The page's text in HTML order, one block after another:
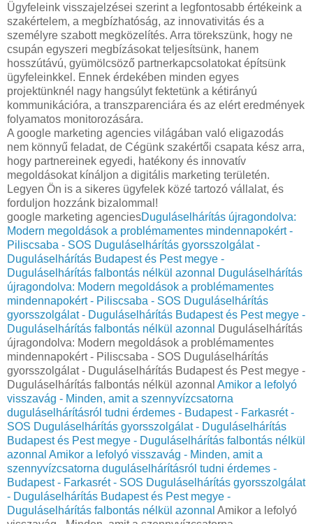
Ügyfeleink visszajelzései szerint a legfontosabb értékeink a
szakértelem, a megbízhatóság, az innovativitás és a
személyre szabott megközelítés. Arra törekszünk, hogy ne
csupán egyszeri megbízásokat teljesítsünk, hanem
hosszútávú, gyümölcsöző partnerkapcsolatokat építsünk
ügyfeleinkkel. Ennek érdekében minden egyes
projektünknél nagy hangsúlyt fektetünk a kétirányú
kommunikációra, a transzparenciára és az elért eredmények
folyamatos monitorozására.
A google marketing agencies világában való eligazodás
nem könnyű feladat, de Cégünk szakértői csapata kész arra,
hogy partnereinek egyedi, hatékony és innovatív
megoldásokat kínáljon a digitális marketing területén.
Legyen Ön is a sikeres ügyfelek közé tartozó vállalat, és
forduljon hozzánk bizalommal!
google marketing agenciesDuguláselhárítás újragondolva:
Modern megoldások a problémamentes mindennapokért -
Piliscsaba - SOS Duguláselhárítás gyorsszolgálat -
Duguláselhárítás Budapest és Pest megye -
Duguláselhárítás falbontás nélkül azonnal
Duguláselhárítás
újragondolva: Modern megoldások a problémamentes
mindennapokért - Piliscsaba - SOS Duguláselhárítás
gyorsszolgálat - Duguláselhárítás Budapest és Pest megye -
Duguláselhárítás falbontás nélkül azonnal
Duguláselhárítás
újragondolva: Modern megoldások a problémamentes
mindennapokért - Piliscsaba - SOS Duguláselhárítás
gyorsszolgálat - Duguláselhárítás Budapest és Pest megye -
Duguláselhárítás falbontás nélkül azonnal Amikor a lefolyó
visszavág - Minden, amit a szennyvízcsatorna
duguláselhárításról tudni érdemes - Budapest - Farkasrét -
SOS Duguláselhárítás gyorsszolgálat - Duguláselhárítás
Budapest és Pest megye - Duguláselhárítás falbontás nélkül
azonnal Amikor a lefolyó visszavág - Minden, amit a
szennyvízcsatorna duguláselhárításról tudni érdemes -
Budapest - Farkasrét - SOS Duguláselhárítás gyorsszolgálat
- Duguláselhárítás Budapest és Pest megye -
Duguláselhárítás falbontás nélkül azonnal Amikor a lefolyó